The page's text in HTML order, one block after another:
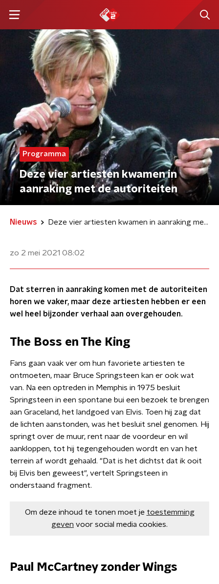
Programma
Deze vier artiesten kwamen in
aanraking met de autoriteiten
Nieuws Deze vier artiesten kwamen in aanraking met de autoriteiten
zo 2 mei 2021 08:02
Dat sterren in aanraking komen met de autoriteiten
horen we vaker, maar deze artiesten hebben er een
wel heel bijzonder verhaal aan overgehouden.
The Boss en The King
Fans gaan vaak ver om hun favoriete artiesten te
ontmoeten, maar Bruce Springsteen kan er ook wat
van. Na een optreden in Memphis in 1975 besluit
Springsteen in een spontane bui een bezoek te brengen
aan Graceland, het landgoed van Elvis. Toen hij zag dat
de lichten aanstonden, was het besluit snel genomen. Hij
springt over de muur, rent naar de voordeur en wil
aankloppen, tot hij tegengehouden wordt en van het
terrein af wordt gehaald. "Dat is het dichtst dat ik ooit
bij Elvis ben geweest", vertelt Springsteen in
onderstaand fragment.
Om deze inhoud te tonen moet je toestemming
geven voor social media cookies.
Paul McCartney zonder Wings